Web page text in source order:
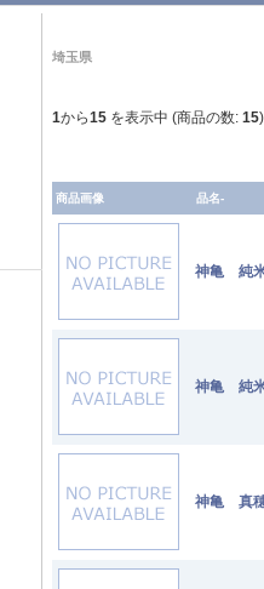
埼玉県
1から15 を表示中 (商品の数: 15)
商品画像 品名-
神亀 純
神亀 純
神亀 真